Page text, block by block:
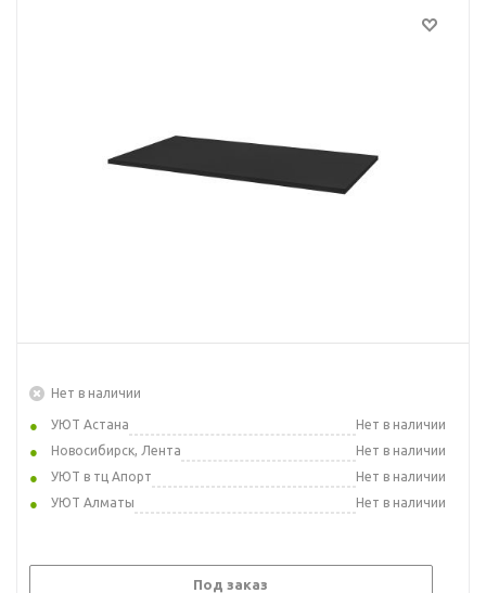
Нет в наличии
УЮТ Астана
Нет в наличии
Новосибирск, Лента
Нет в наличии
УЮТ в тц Апорт
Нет в наличии
УЮТ Алматы
Нет в наличии
Под заказ